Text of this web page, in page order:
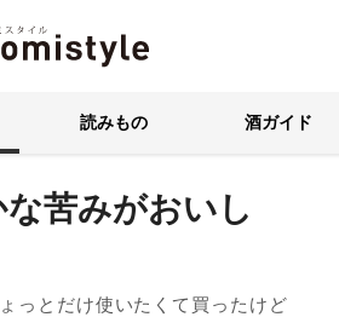
イエノミスタイル 家飲みを楽しむ人
読みもの 酒ガイド
苦みがおいし
っとだけ使いたくて買ったけど